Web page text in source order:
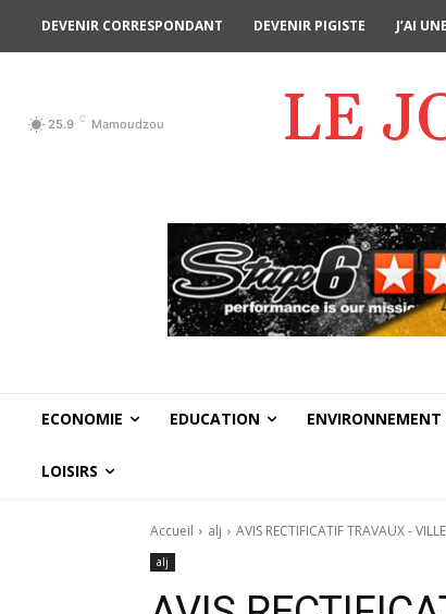
DEVENIR CORRESPONDANT DEVENIR PIGISTE J’AI
25.9 C Mamoudzou LE
ECONOMIE EDUCATION ENVIRONNEMENT
LOISIRS
Accueil alj AVIS RECTIFICATIF TRAVAUX -
alj